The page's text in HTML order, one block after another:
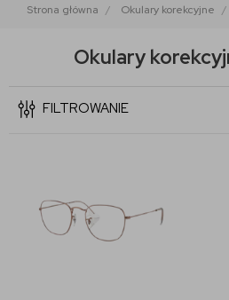
Strona główna Okulary korekcyjne
Okulary
FILTROWANIE